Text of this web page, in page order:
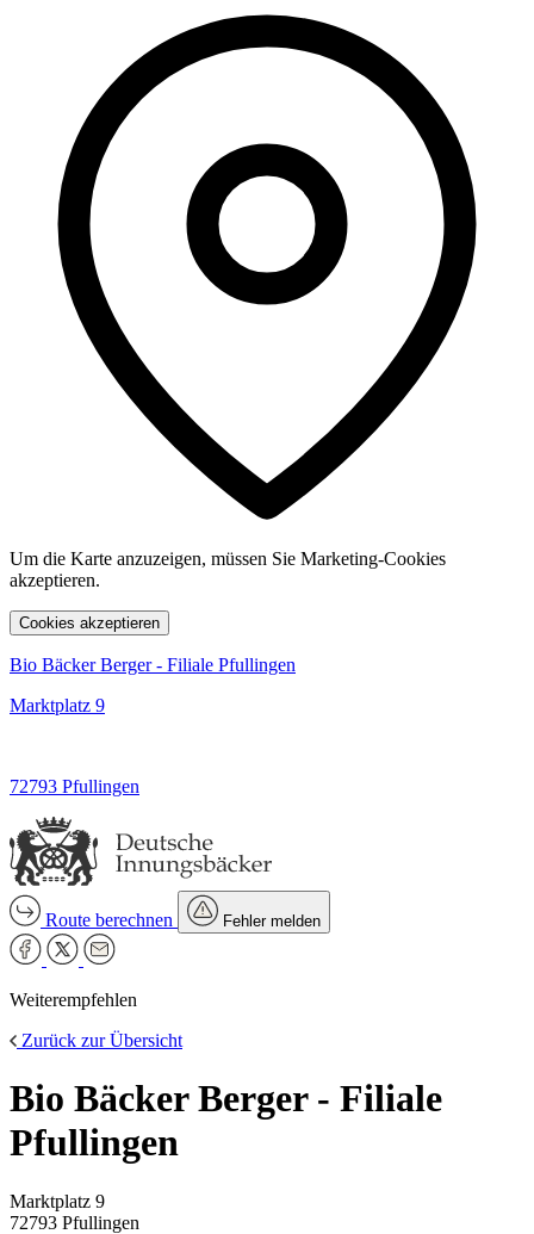
Um die Karte anzuzeigen, müssen Sie Marketing-Cookies
akzeptieren.
Cookies akzeptieren
Bio Bäcker Berger - Filiale Pfullingen
Marktplatz 9
72793 Pfullingen
Route berechnen Fehler melden
Weiterempfehlen
Zurück zur Übersicht
Bio Bäcker Berger - Filiale
Pfullingen
Marktplatz 9
72793 Pfullingen